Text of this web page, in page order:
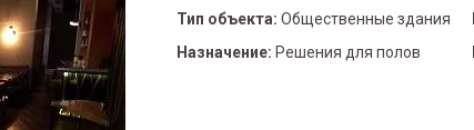
Тип объекта: Общественные здания
Назначение: Решения для полов